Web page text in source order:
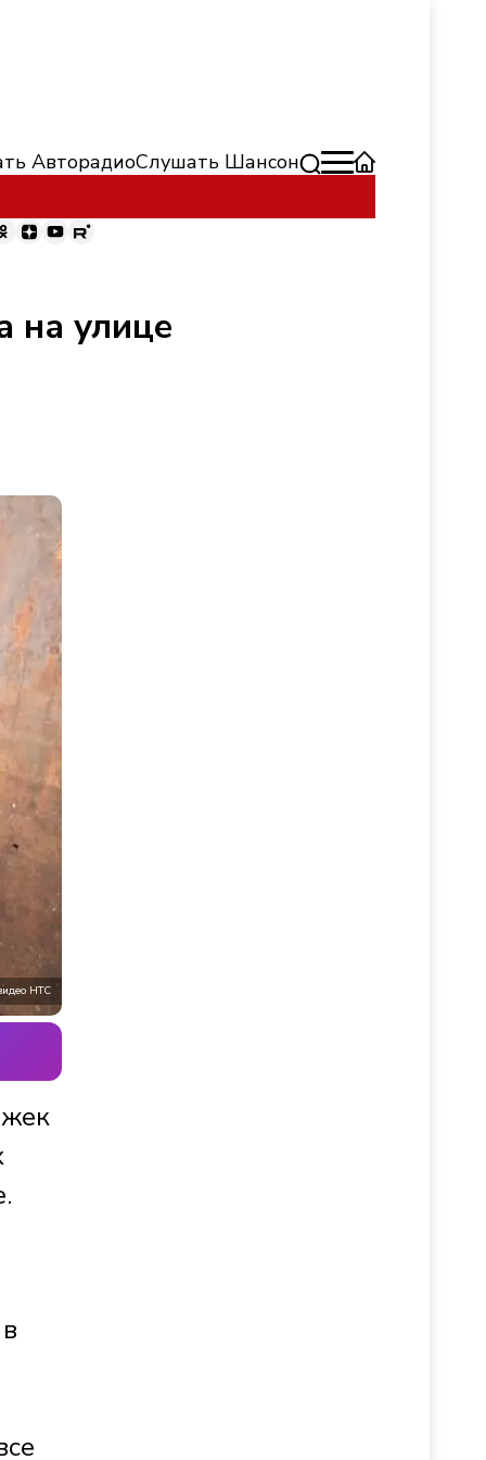
АвторадиоСлушать Шансон
на улице
НТС